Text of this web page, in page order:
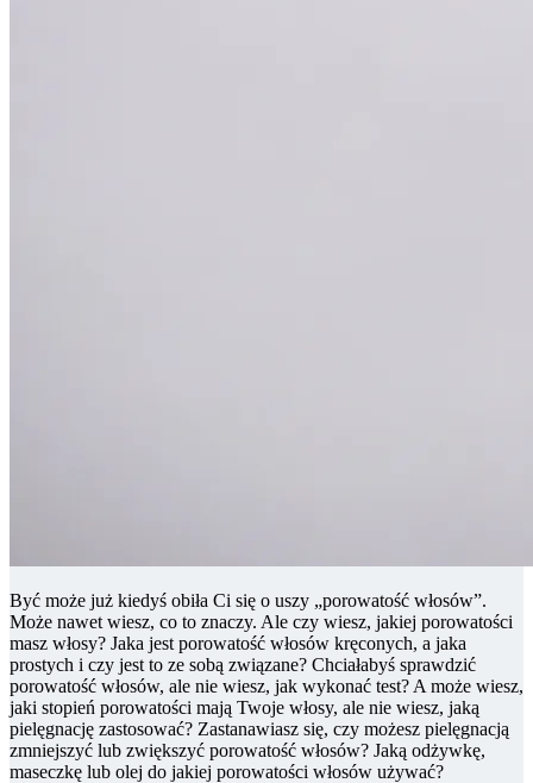
Być może już kiedyś obiła Ci się o uszy „porowatość włosów”.
Może nawet wiesz, co to znaczy. Ale czy wiesz, jakiej porowatości
masz włosy? Jaka jest porowatość włosów kręconych, a jaka
prostych i czy jest to ze sobą związane? Chciałabyś sprawdzić
porowatość włosów, ale nie wiesz, jak wykonać test? A może wiesz,
jaki stopień porowatości mają Twoje włosy, ale nie wiesz, jaką
pielęgnację zastosować? Zastanawiasz się, czy możesz pielęgnacją
zmniejszyć lub zwiększyć porowatość włosów? Jaką odżywkę,
maseczkę lub olej do jakiej porowatości włosów używać?